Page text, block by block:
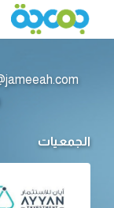
الجمعيات